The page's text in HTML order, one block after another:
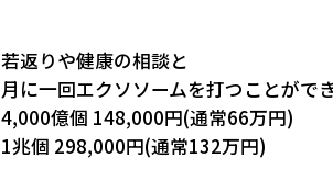
若返りや健康の相談と
月に一回エクソソームを打つことがで
4,000億個 148,000円(通常66万円)
1兆個 298,000円(通常132万円)